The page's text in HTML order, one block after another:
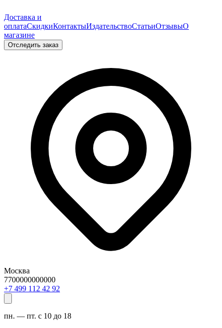
Доставка и
оплатаСкидкиКонтактыИздательствоСтатьиОтзывыО
магазине
Отследить заказ
Москва
7700000000000
29 24 211 994 7+
пн. — пт. с 10 до 18